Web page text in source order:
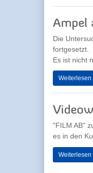
Ampel
Die
fortgesetzt.
Es ist nicht
Weiterlesen
"FILM AB"
es in den
Weiterlesen